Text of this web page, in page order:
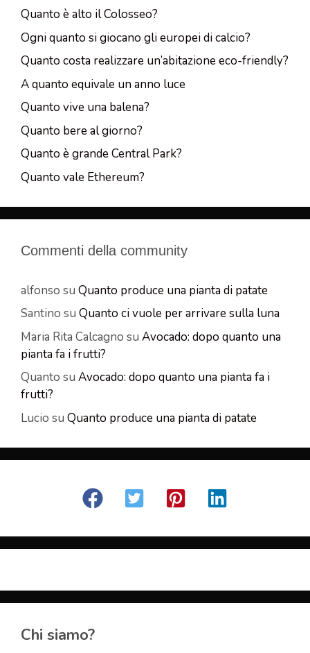
Quanto è alto il Colosseo?
Ogni quanto si giocano gli europei di calcio?
Quanto costa realizzare un’abitazione eco-friendly?
A quanto equivale un anno luce
Quanto vive una balena?
Quanto bere al giorno?
Quanto è grande Central Park?
Quanto vale Ethereum?
Commenti della community
alfonso su Quanto produce una pianta di patate
Santino su Quanto ci vuole per arrivare sulla luna
Maria Rita Calcagno su Avocado: dopo quanto una
pianta fa i frutti?
Quanto su Avocado: dopo quanto una pianta fa i
frutti?
Lucio su Quanto produce una pianta di patate
Chi siamo?